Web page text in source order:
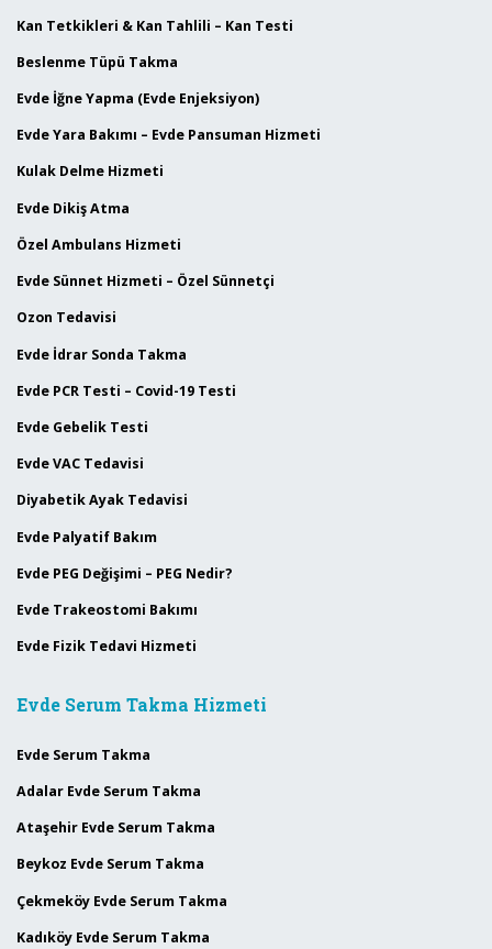
Kan Tetkikleri & Kan Tahlili – Kan Testi
Beslenme Tüpü Takma
Evde İğne Yapma (Evde Enjeksiyon)
Evde Yara Bakımı – Evde Pansuman Hizmeti
Kulak Delme Hizmeti
Evde Dikiş Atma
Özel Ambulans Hizmeti
Evde Sünnet Hizmeti – Özel Sünnetçi
Ozon Tedavisi
Evde İdrar Sonda Takma
Evde PCR Testi – Covid-19 Testi
Evde Gebelik Testi
Evde VAC Tedavisi
Diyabetik Ayak Tedavisi
Evde Palyatif Bakım
Evde PEG Değişimi – PEG Nedir?
Evde Trakeostomi Bakımı
Evde Fizik Tedavi Hizmeti
Evde Serum Takma Hizmeti
Evde Serum Takma
Adalar Evde Serum Takma
Ataşehir Evde Serum Takma
Beykoz Evde Serum Takma
Çekmeköy Evde Serum Takma
Kadıköy Evde Serum Takma